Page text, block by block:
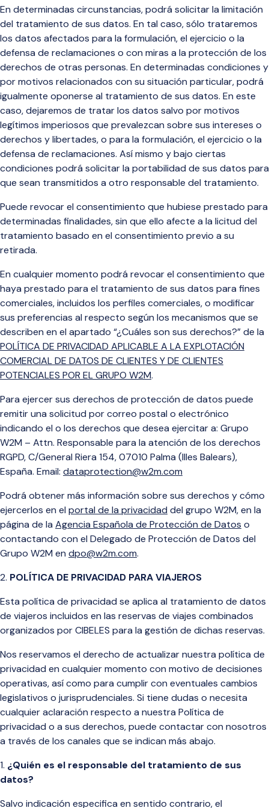
En determinadas circunstancias, podrá solicitar la limitación
del tratamiento de sus datos. En tal caso, sólo trataremos
los datos afectados para la formulación, el ejercicio o la
defensa de reclamaciones o con miras a la protección de los
derechos de otras personas. En determinadas condiciones y
por motivos relacionados con su situación particular, podrá
igualmente oponerse al tratamiento de sus datos. En este
caso, dejaremos de tratar los datos salvo por motivos
legítimos imperiosos que prevalezcan sobre sus intereses o
derechos y libertades, o para la formulación, el ejercicio o la
defensa de reclamaciones. Así mismo y bajo ciertas
condiciones podrá solicitar la portabilidad de sus datos para
que sean transmitidos a otro responsable del tratamiento.
Puede revocar el consentimiento que hubiese prestado para
determinadas finalidades, sin que ello afecte a la licitud del
tratamiento basado en el consentimiento previo a su
retirada.
En cualquier momento podrá revocar el consentimiento que
haya prestado para el tratamiento de sus datos para fines
comerciales, incluidos los perfiles comerciales, o modificar
sus preferencias al respecto según los mecanismos que se
describen en el apartado “¿Cuáles son sus derechos?” de la
POLÍTICA DE PRIVACIDAD APLICABLE A LA EXPLOTACIÓN
COMERCIAL DE DATOS DE CLIENTES Y DE CLIENTES
POTENCIALES POR EL GRUPO W2M.
Para ejercer sus derechos de protección de datos puede
remitir una solicitud por correo postal o electrónico
indicando el o los derechos que desea ejercitar a: Grupo
W2M – Attn. Responsable para la atención de los derechos
RGPD, C/General Riera 154, 07010 Palma (Illes Balears),
España. Email: dataprotection@w2m.com
Podrá obtener más información sobre sus derechos y cómo
ejercerlos en el portal de la privacidad del grupo W2M, en la
página de la Agencia Española de Protección de Datos o
contactando con el Delegado de Protección de Datos del
Grupo W2M en dpo@w2m.com.
POLÍTICA DE PRIVACIDAD PARA VIAJEROS
Esta política de privacidad se aplica al tratamiento de datos
de viajeros incluidos en las reservas de viajes combinados
organizados por CIBELES para la gestión de dichas reservas.
Nos reservamos el derecho de actualizar nuestra política de
privacidad en cualquier momento con motivo de decisiones
operativas, así como para cumplir con eventuales cambios
legislativos o jurisprudenciales. Si tiene dudas o necesita
cualquier aclaración respecto a nuestra Política de
privacidad o a sus derechos, puede contactar con nosotros
a través de los canales que se indican más abajo.
¿Quién es el responsable del tratamiento de sus
datos?
Salvo indicación especifica en sentido contrario, el